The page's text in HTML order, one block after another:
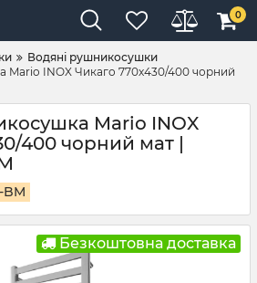
0
Водяні рушникосушки
INOX Чикаго 770х430/400 чорний
Mario INOX
400 чорний мат |
BM
Безкоштовна доставка